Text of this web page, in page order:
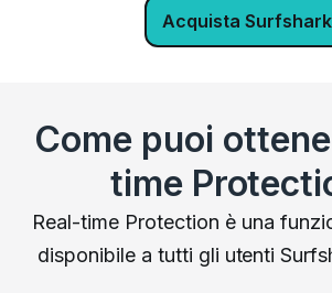
Acquista Surfshark
Come puoi
time
Real-time Protection è una
disponibile a tutti gli utenti